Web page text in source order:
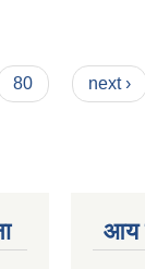
80 next ›
आय